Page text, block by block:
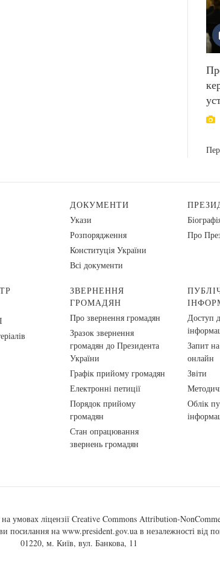
ДОКУМЕНТИ
Укази
Розпорядження
Конституція України
Всі документи
Про
ЗВЕРНЕННЯ
ГРОМАДЯН
Про звернення громадян
Зразок звернення
громадян до Президента
України
Графік прийому громадян
Електронні петиції
Порядок прийому
громадян
Стан опрацювання
звернень громадян
Доступ
Запит
онлайн
Звіти
Облік
умовах ліцензії Creative Commons Attribution-
посилання на www.president.gov.ua в незалежності від
01220, м. Київ, вул. Банкова, 11